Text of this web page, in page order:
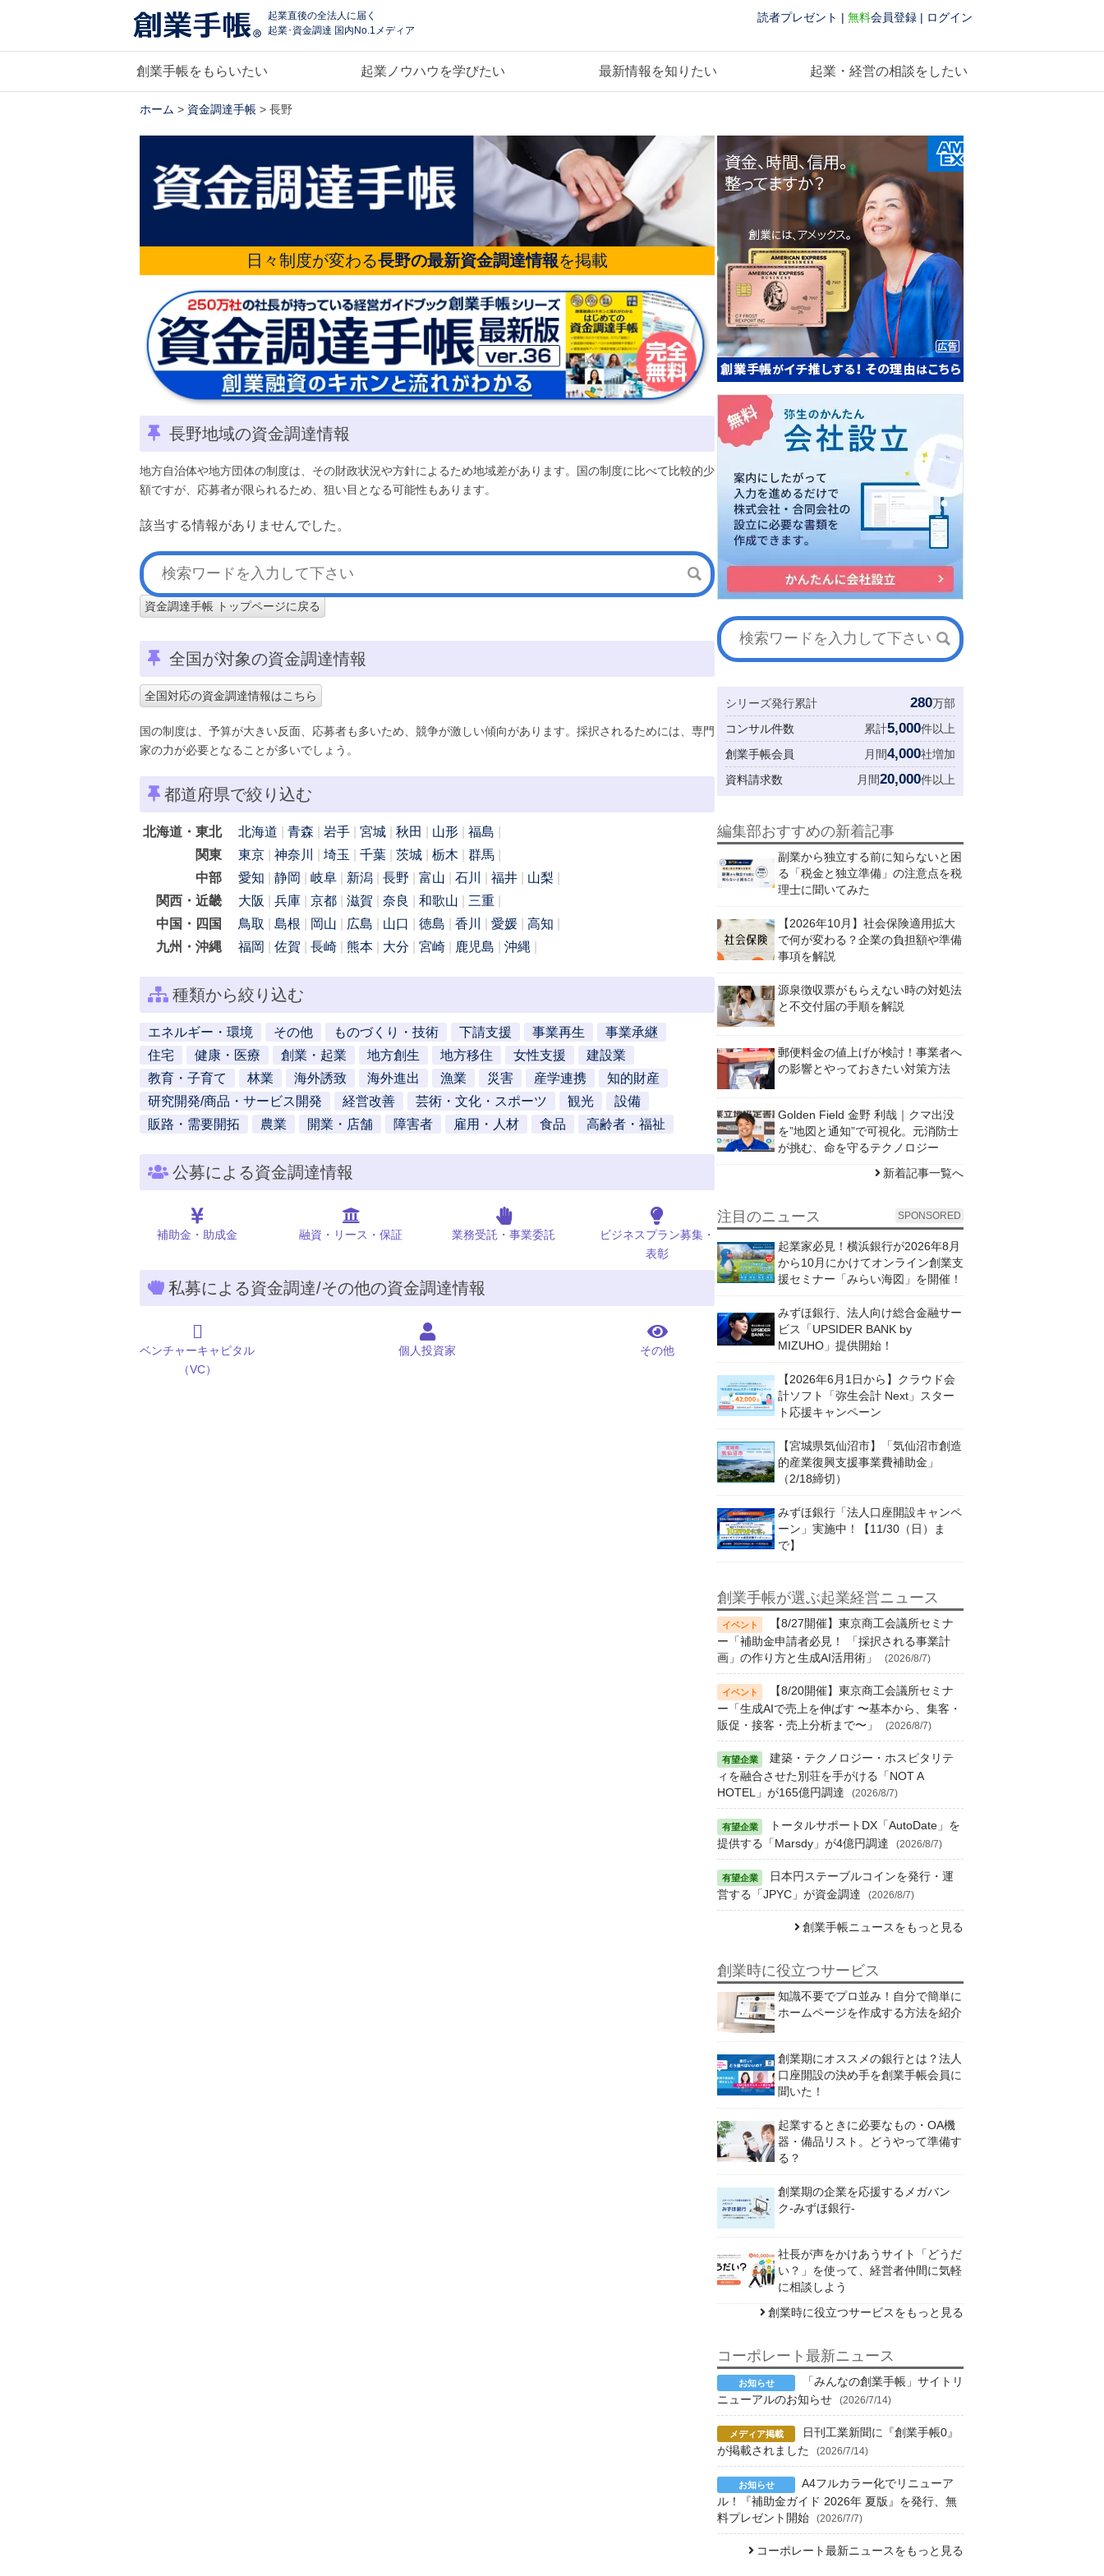
起業直後の全法人に届く
起業･資金調達 国内No.1メディア
読者プレゼント | 無料会員登録 | ログイン
創業手帳をもらいたい 起業ノウハウを学びたい 最新情報を知りたい 起業・経営の相談をしたい
ホーム > 資金調達手帳 > 長野
日々制度が変わる長野の最新資金調達情報を掲載
長野地域の資金調達情報
地方自治体や地方団体の制度は、その財政状況や方針によるため地域差があります。国の制度に比べて比較的少
額ですが、応募者が限られるため、狙い目となる可能性もあります。
該当する情報がありませんでした。
資金調達手帳 トップページに戻る
全国が対象の資金調達情報
全国対応の資金調達情報はこちら
国の制度は、予算が大きい反面、応募者も多いため、競争が激しい傾向があります。採択されるためには、専門
家の力が必要となることが多いでしょう。
都道府県で絞り込む
北海道・東北 北海道 青森 岩手 宮城 秋田 山形
福島
関東
東京 神奈川 埼玉 千葉 茨城 栃木
群馬
中部
愛知 静岡 岐阜 新潟 長野 富山 石川 福井
山梨
関西・近畿
大阪 兵庫 京都 滋賀 奈良 和歌山
三重
中国・四国
鳥取 島根 岡山 広島 山口 徳島 香川 愛媛
高知
九州・沖縄
福岡 佐賀 長崎 熊本 大分 宮崎 鹿児島 沖縄
種類から絞り込む
エネルギー・環境 その他 ものづくり・技術 下請支援 事業再生
事業承継
住宅
健康・医療 創業・起業 地方創生 地方移住 女性支援
建設業
教育・子育て
林業 海外誘致 海外進出 漁業 災害 産学連携
知的財産
研究開発/商品・サービス開発
経営改善 芸術・文化・スポーツ 観光
設備
販路・需要開拓
農業 開業・店舗 障害者 雇用・人材 食品 高齢者・福祉
公募による資金調達情報
補助金・助成金 融資・リース・保証 業務受託・事業委託
ビジネスプラン募集・
表彰
私募による資金調達/その他の資金調達情報
ベンチャーキャピタル
（VC）
個人投資家 その他
シリーズ発行累計 280万部
コンサル件数
累計5,000件以上
創業手帳会員
月間4,000社増加
資料請求数
月間20,000件以上
編集部おすすめの新着記事
副業から独立する前に知らないと困
る「税金と独立準備」の注意点を税
理士に聞いてみた
【2026年10月】社会保険適用拡大
で何が変わる？企業の負担額や準備
事項を解説
源泉徴収票がもらえない時の対処法
と不交付届の手順を解説
郵便料金の値上げが検討！事業者へ
の影響とやっておきたい対策方法
Golden Field 金野 利哉｜クマ出没
を”地図と通知”で可視化。元消防士
が挑む、命を守るテクノロジー
新着記事一覧へ
注目のニュース SPONSORED
起業家必見！横浜銀行が2026年8月
から10月にかけてオンライン創業支
援セミナー「みらい海図」を開催！
みずほ銀行、法人向け総合金融サー
ビス「UPSIDER BANK by
MIZUHO」提供開始！
【2026年6月1日から】クラウド会
計ソフト「弥生会計 Next」スター
ト応援キャンペーン
【宮城県気仙沼市】「気仙沼市創造
的産業復興支援事業費補助金」
（2/18締切）
みずほ銀行「法人口座開設キャンペ
ーン」実施中！【11/30（日）ま
で】
創業手帳が選ぶ起業経営ニュース
【8/27開催】東京商工会議所セミナ
ー「補助金申請者必見！ 「採択される事業計
画」の作り方と生成AI活用術」
(2026/8/7)
【8/20開催】東京商工会議所セミナ
ー「生成AIで売上を伸ばす 〜基本から、集客・
販促・接客・売上分析まで〜」
(2026/8/7)
建築・テクノロジー・ホスピタリテ
ィを融合させた別荘を手がける「NOT A
HOTEL」が165億円調達
(2026/8/7)
トータルサポートDX「AutoDate」を
提供する「Marsdy」が4億円調達
(2026/8/7)
日本円ステーブルコインを発行・運
営する「JPYC」が資金調達
(2026/8/7)
創業手帳ニュースをもっと見る
創業時に役立つサービス
知識不要でプロ並み！自分で簡単に
ホームページを作成する方法を紹介
創業期にオススメの銀行とは？法人
口座開設の決め手を創業手帳会員に
聞いた！
起業するときに必要なもの・OA機
器・備品リスト。どうやって準備す
る？
創業期の企業を応援するメガバン
ク-みずほ銀行-
社長が声をかけあうサイト「どうだ
い？」を使って、経営者仲間に気軽
に相談しよう
創業時に役立つサービスをもっと見る
コーポレート最新ニュース
「みんなの創業手帳」サイトリ
ニューアルのお知らせ
(2026/7/14)
日刊工業新聞に『創業手帳0』
が掲載されました
(2026/7/14)
A4フルカラー化でリニューア
ル！『補助金ガイド 2026年 夏版』を発行、無
料プレゼント開始
(2026/7/7)
コーポレート最新ニュースをもっと見る